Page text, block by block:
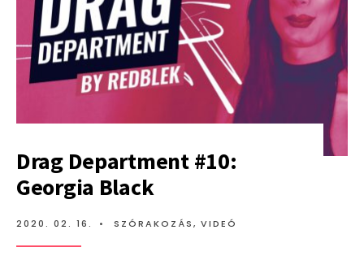
Drag Department #10:
Georgia Black
2020. 02. 16. • SZÓRAKOZÁS, VIDEÓ